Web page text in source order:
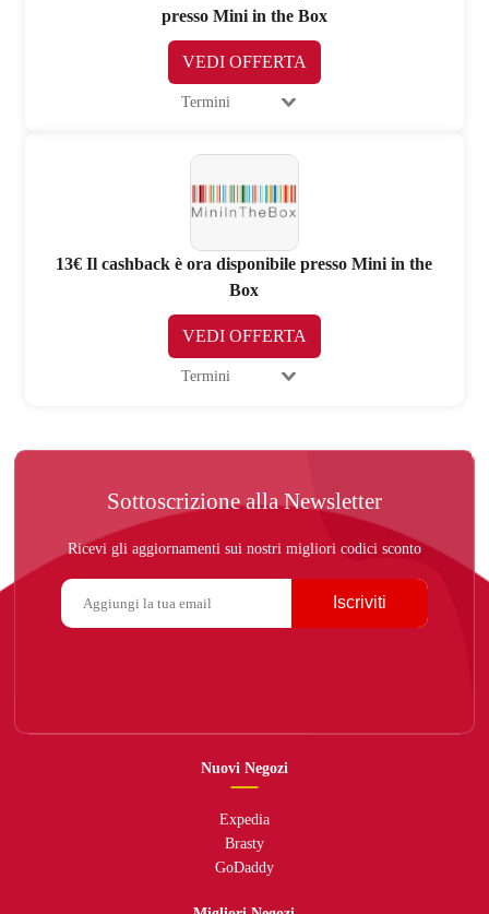
presso Mini in the Box
VEDI OFFERTA
Termini
13€ Il cashback è ora disponibile presso Mini in the
Box
VEDI OFFERTA
Termini
Sottoscrizione alla Newsletter
Ricevi gli aggiornamenti sui nostri migliori codici sconto
Iscriviti
Nuovi Negozi
Expedia
Brasty
GoDaddy